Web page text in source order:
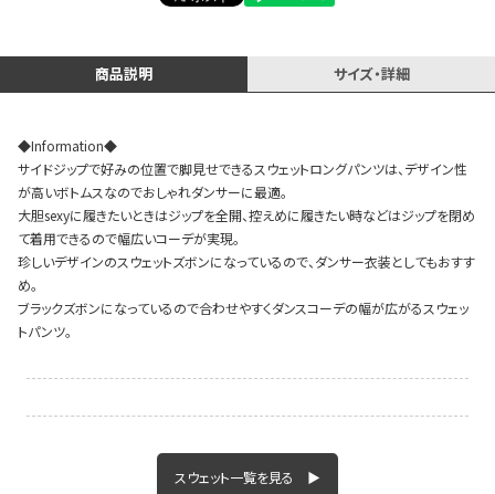
DANCE MOVIE
Instagram LIVE items
スタッフコーディネート
商品説明 サイズ・詳細
◆Information◆
サイドジップで好みの位置で脚見せできるスウェットロングパンツは、デザイン性
が高いボトムスなのでおしゃれダンサーに最適。
大胆sexyに履きたいときはジップを全開、控えめに履きたい時などはジップを閉め
て着用できるので幅広いコーデが実現。
珍しいデザインのスウェットズボンになっているので、ダンサー衣装としてもおすす
め。
ブラックズボンになっているので合わせやすくダンスコーデの幅が広がるスウェッ
トパンツ。
スウェット一覧を見る ▶